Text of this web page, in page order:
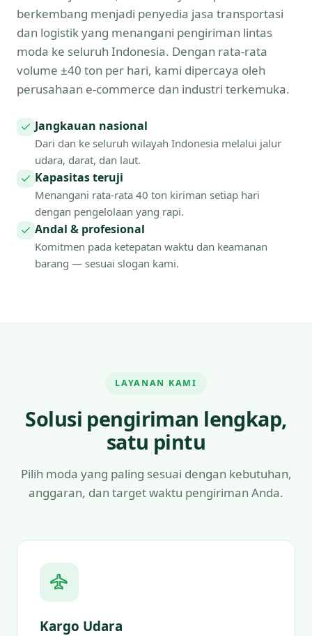
berkembang menjadi penyedia jasa transportasi
dan logistik yang menangani pengiriman lintas
moda ke seluruh Indonesia. Dengan rata-rata
volume ±40 ton per hari, kami dipercaya oleh
perusahaan e-commerce dan industri terkemuka.
Jangkauan nasional
Dari dan ke seluruh wilayah Indonesia melalui jalur
udara, darat, dan laut.
Kapasitas teruji
Menangani rata-rata 40 ton kiriman setiap hari
dengan pengelolaan yang rapi.
Andal & profesional
Komitmen pada ketepatan waktu dan keamanan
barang — sesuai slogan kami.
LAYANAN KAMI
Solusi pengiriman lengkap,
satu pintu
Pilih moda yang paling sesuai dengan kebutuhan,
anggaran, dan target waktu pengiriman Anda.
Kargo Udara